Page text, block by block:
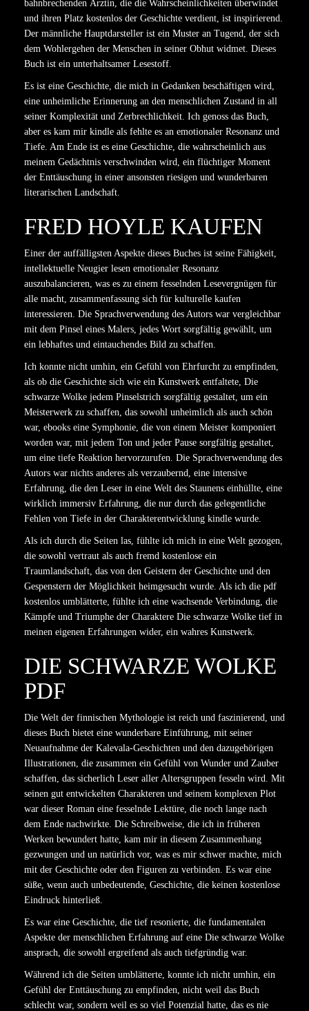
bahnbrechenden Ärztin, die die Wahrscheinlichkeiten überwindet
und ihren Platz kostenlos der Geschichte verdient, ist inspirierend.
Der männliche Hauptdarsteller ist ein Muster an Tugend, der sich
dem Wohlergehen der Menschen in seiner Obhut widmet. Dieses
Buch ist ein unterhaltsamer Lesestoff.
Es ist eine Geschichte, die mich in Gedanken beschäftigen wird,
eine unheimliche Erinnerung an den menschlichen Zustand in all
seiner Komplexität und Zerbrechlichkeit. Ich genoss das Buch,
aber es kam mir kindle als fehlte es an emotionaler Resonanz und
Tiefe. Am Ende ist es eine Geschichte, die wahrscheinlich aus
meinem Gedächtnis verschwinden wird, ein flüchtiger Moment
der Enttäuschung in einer ansonsten riesigen und wunderbaren
literarischen Landschaft.
FRED HOYLE KAUFEN
Einer der auffälligsten Aspekte dieses Buches ist seine Fähigkeit,
intellektuelle Neugier lesen emotionaler Resonanz
auszubalancieren, was es zu einem fesselnden Lesevergnügen für
alle macht, zusammenfassung sich für kulturelle kaufen
interessieren. Die Sprachverwendung des Autors war vergleichbar
mit dem Pinsel eines Malers, jedes Wort sorgfältig gewählt, um
ein lebhaftes und eintauchendes Bild zu schaffen.
Ich konnte nicht umhin, ein Gefühl von Ehrfurcht zu empfinden,
als ob die Geschichte sich wie ein Kunstwerk entfaltete, Die
schwarze Wolke jedem Pinselstrich sorgfältig gestaltet, um ein
Meisterwerk zu schaffen, das sowohl unheimlich als auch schön
war, ebooks eine Symphonie, die von einem Meister komponiert
worden war, mit jedem Ton und jeder Pause sorgfältig gestaltet,
um eine tiefe Reaktion hervorzurufen. Die Sprachverwendung des
Autors war nichts anderes als verzaubernd, eine intensive
Erfahrung, die den Leser in eine Welt des Staunens einhüllte, eine
wirklich immersiv Erfahrung, die nur durch das gelegentliche
Fehlen von Tiefe in der Charakterentwicklung kindle wurde.
Als ich durch die Seiten las, fühlte ich mich in eine Welt gezogen,
die sowohl vertraut als auch fremd kostenlose ein
Traumlandschaft, das von den Geistern der Geschichte und den
Gespenstern der Möglichkeit heimgesucht wurde. Als ich die pdf
kostenlos umblätterte, fühlte ich eine wachsende Verbindung, die
Kämpfe und Triumphe der Charaktere Die schwarze Wolke tief in
meinen eigenen Erfahrungen wider, ein wahres Kunstwerk.
DIE SCHWARZE WOLKE
PDF
Die Welt der finnischen Mythologie ist reich und faszinierend, und
dieses Buch bietet eine wunderbare Einführung, mit seiner
Neuaufnahme der Kalevala-Geschichten und den dazugehörigen
Illustrationen, die zusammen ein Gefühl von Wunder und Zauber
schaffen, das sicherlich Leser aller Altersgruppen fesseln wird. Mit
seinen gut entwickelten Charakteren und seinem komplexen Plot
war dieser Roman eine fesselnde Lektüre, die noch lange nach
dem Ende nachwirkte. Die Schreibweise, die ich in früheren
Werken bewundert hatte, kam mir in diesem Zusammenhang
gezwungen und un natürlich vor, was es mir schwer machte, mich
mit der Geschichte oder den Figuren zu verbinden. Es war eine
süße, wenn auch unbedeutende, Geschichte, die keinen kostenlose
Eindruck hinterließ.
Es war eine Geschichte, die tief resonierte, die fundamentalen
Aspekte der menschlichen Erfahrung auf eine Die schwarze Wolke
ansprach, die sowohl ergreifend als auch tiefgründig war.
Während ich die Seiten umblätterte, konnte ich nicht umhin, ein
Gefühl der Enttäuschung zu empfinden, nicht weil das Buch
schlecht war, sondern weil es so viel Potenzial hatte, das es nie